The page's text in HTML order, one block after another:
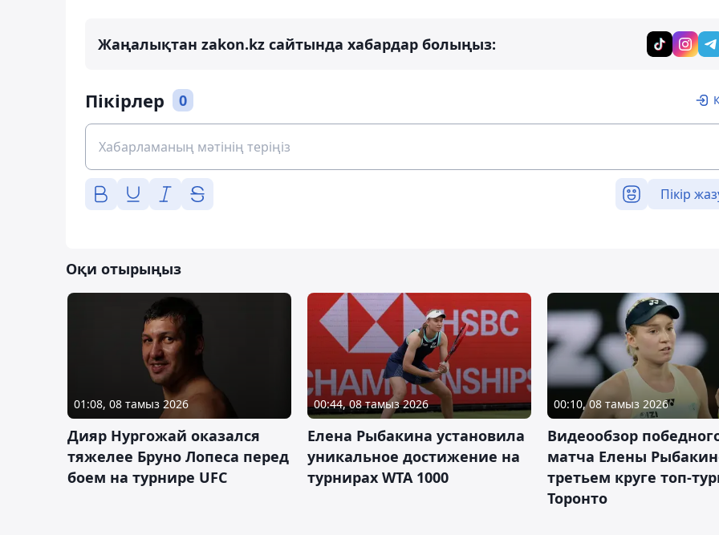
Жаңалықтан zakon.kz сайтында хабардар болыңыз:
Пікірлер 0
Пікір
Оқи отырыңыз
01:08, 08 тамыз 2026
Дияр Нургожай оказался
тяжелее Бруно Лопеса перед
боем на турнире UFC
00:44, 08 тамыз 2026
Елена Рыбакина установила
уникальное достижение на
турнирах WTA 1000
00:10, 08 тамыз 2026
Видеообзор
матча Елены
третьем круге топ-
Торонто